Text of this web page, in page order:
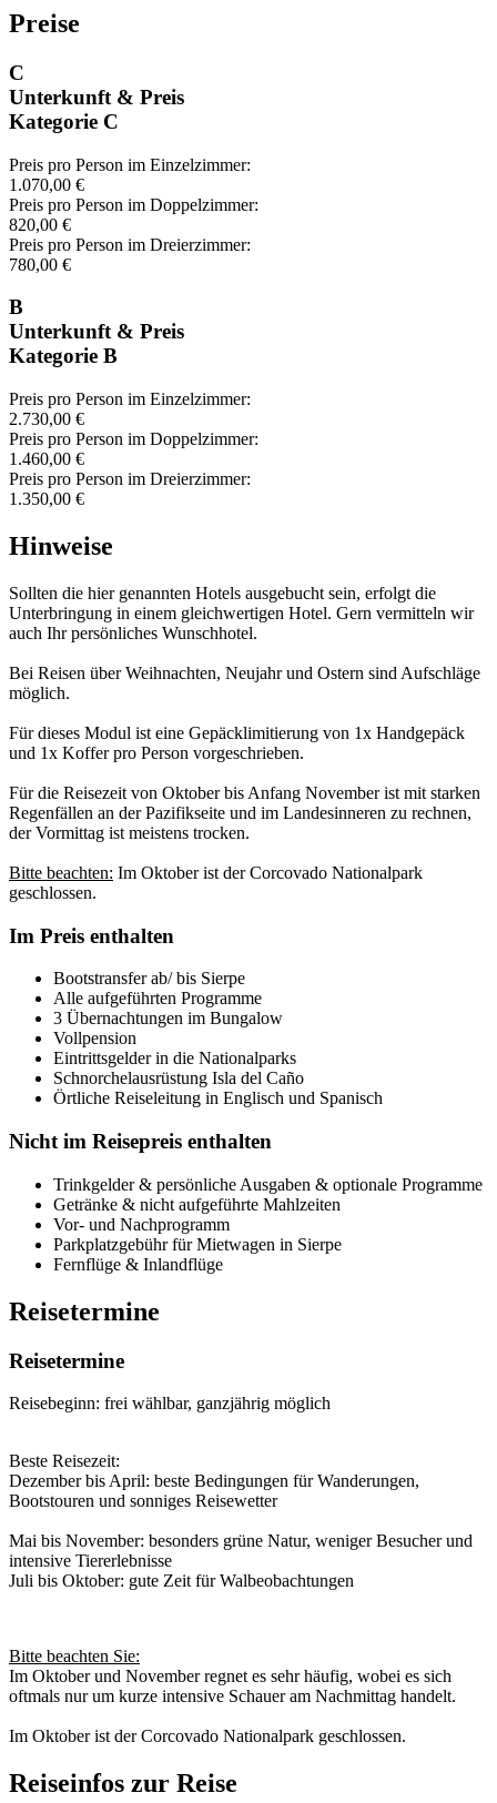
Preise
C
Unterkunft & Preis
Kategorie C
Preis pro Person im Einzelzimmer:
1.070,00 €
Preis pro Person im Doppelzimmer:
820,00 €
Preis pro Person im Dreierzimmer:
780,00 €
B
Unterkunft & Preis
Kategorie B
Preis pro Person im Einzelzimmer:
2.730,00 €
Preis pro Person im Doppelzimmer:
1.460,00 €
Preis pro Person im Dreierzimmer:
1.350,00 €
Hinweise
Sollten die hier genannten Hotels ausgebucht sein, erfolgt die
Unterbringung in einem gleichwertigen Hotel. Gern vermitteln wir
auch Ihr persönliches Wunschhotel.
Bei Reisen über Weihnachten, Neujahr und Ostern sind Aufschläge
möglich.
Für dieses Modul ist eine Gepäcklimitierung von 1x Handgepäck
und 1x Koffer pro Person vorgeschrieben.
Für die Reisezeit von Oktober bis Anfang November ist mit starken
Regenfällen an der Pazifikseite und im Landesinneren zu rechnen,
der Vormittag ist meistens trocken.
Bitte beachten: Im Oktober ist der Corcovado Nationalpark
geschlossen.
Im Preis enthalten
Bootstransfer ab/ bis Sierpe
Alle aufgeführten Programme
3 Übernachtungen im Bungalow
Vollpension
Eintrittsgelder in die Nationalparks
Schnorchelausrüstung Isla del Caño
Örtliche Reiseleitung in Englisch und Spanisch
Nicht im Reisepreis enthalten
Trinkgelder & persönliche Ausgaben & optionale Programme
Getränke & nicht aufgeführte Mahlzeiten
Vor- und Nachprogramm
Parkplatzgebühr für Mietwagen in Sierpe
Fernflüge & Inlandflüge
Reisetermine
Reisetermine
Reisebeginn: frei wählbar, ganzjährig möglich
Beste Reisezeit:
Dezember bis April: beste Bedingungen für Wanderungen,
Bootstouren und sonniges Reisewetter
Mai bis November: besonders grüne Natur, weniger Besucher und
intensive Tiererlebnisse
Juli bis Oktober: gute Zeit für Walbeobachtungen
Bitte beachten Sie:
Im Oktober und November regnet es sehr häufig, wobei es sich
oftmals nur um kurze intensive Schauer am Nachmittag handelt.
Im Oktober ist der Corcovado Nationalpark geschlossen.
Reiseinfos zur Reise